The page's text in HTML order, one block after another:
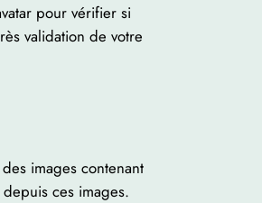
pour vérifier si
validation de votre
images contenant
ces images.